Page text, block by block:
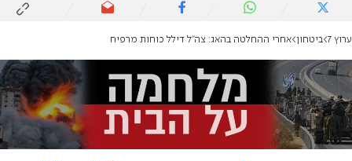
ערוץ 7 ביטחון אחרי ההחלטה בהאג: צה"ל דילל כוחות מרפיח